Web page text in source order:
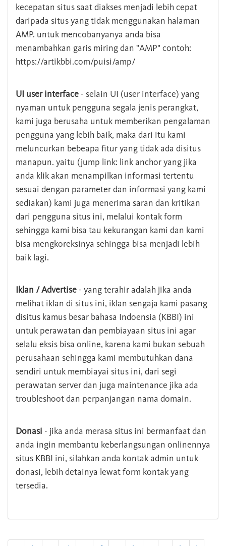
kecepatan situs saat diakses menjadi lebih cepat
daripada situs yang tidak menggunakan halaman
AMP. untuk mencobanyanya anda bisa
menambahkan garis miring dan "AMP" contoh:
https://artikbbi.com/puisi/amp/
UI user interface - selain UI (user interface) yang
nyaman untuk pengguna segala jenis perangkat,
kami juga berusaha untuk memberikan pengalaman
pengguna yang lebih baik, maka dari itu kami
meluncurkan bebeapa fitur yang tidak ada disitus
manapun. yaitu (jump link: link anchor yang jika
anda klik akan menampilkan informasi tertentu
sesuai dengan parameter dan informasi yang kami
sediakan) kami juga menerima saran dan kritikan
dari pengguna situs ini, melalui kontak form
sehingga kami bisa tau kekurangan kami dan kami
bisa mengkoreksinya sehingga bisa menjadi lebih
baik lagi.
Iklan / Advertise - yang terahir adalah jika anda
melihat iklan di situs ini, iklan sengaja kami pasang
disitus kamus besar bahasa Indoensia (KBBI) ini
untuk perawatan dan pembiayaan situs ini agar
selalu eksis bisa online, karena kami bukan sebuah
perusahaan sehingga kami membutuhkan dana
sendiri untuk membiayai situs ini, dari segi
perawatan server dan juga maintenance jika ada
troubleshoot dan perpanjangan nama domain.
Donasi - jika anda merasa situs ini bermanfaat dan
anda ingin membantu keberlangsungan onlinennya
situs KBBI ini, silahkan anda kontak admin untuk
donasi, lebih detainya lewat form kontak yang
tersedia.